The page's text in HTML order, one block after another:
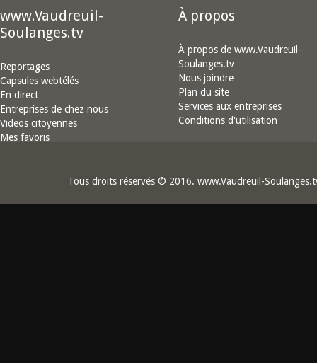
www.Vaudreuil-
Soulanges.tv
Reportages
Capsules webtélés
En direct
Entreprises de chez nous
Videos citoyennes
Mes favoris
À propos
À propos de www.Vaudreuil-
Soulanges.tv
Nous joindre
Plan du site
Services aux entreprises
Conditions d'utilisation
Tous droits réservés © 2016. www.Vaudreuil-